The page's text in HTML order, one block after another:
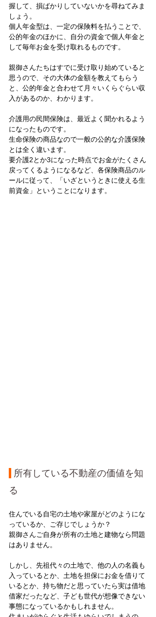
握して、損ばかりしていないかを尋ねてみま
しょう。
個人年金型は、一定の保険料を払うことで、
公的年金のほかに、自分の資金で個人年金と
して毎年お金を受け取れるものです。
親御さんたちはすでに受け取り始めていると
思うので、その大体の金額を教えてもらう
と、公的年金と合わせて月々いくらぐらい収
入があるのか、わかります。
介護用の民間保険は、最近よく聞かれるよう
になったものです。
生命保険の商品なので一般の公的な介護保険
とは全く違います。
要介護2とか3になった時点でお金がたくさん
戻ってくるようになるなど、各保険商品のル
ールに従って、「いざというときに使える生
前資金」ということになります。
所有している不動産の価値を知
る
住んでいる自宅の土地や家屋がどのようにな
っているか、ご存じでしょうか？
親御さんご自身が所有の土地と建物なら問題
はありません。
しかし、先祖代々の土地で、他の人の名義も
入っているとか、土地を担保にお金を借りて
いるとか、持ち物だと思っていたら実は借地
借家だったなど、子ども世代が想像できない
事態になっているかもしれません。